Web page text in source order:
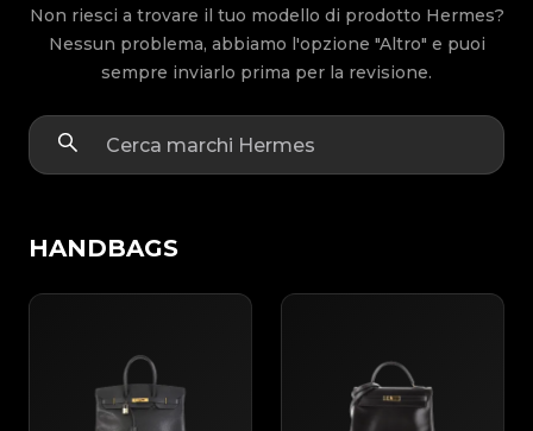
Non riesci a trovare il tuo modello di prodotto Hermes?
Nessun problema, abbiamo l'opzione "Altro" e puoi
sempre inviarlo prima per la revisione.
HANDBAGS